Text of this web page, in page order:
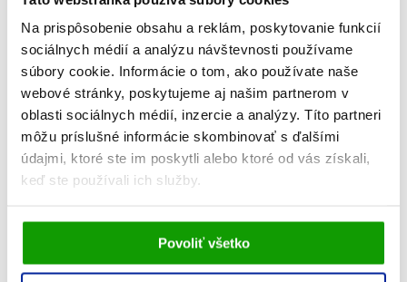
Na prispôsobenie obsahu a reklám, poskytovanie funkcií
sociálnych médií a analýzu návštevnosti používame
súbory cookie. Informácie o tom, ako používate naše
webové stránky, poskytujeme aj našim partnerom v
oblasti sociálnych médií, inzercie a analýzy. Títo partneri
môžu príslušné informácie skombinovať s ďalšími
údajmi, ktoré ste im poskytli alebo ktoré od vás získali,
keď ste používali ich služby.
Vami udelený súhlas bude uchovávaný po dobu jedného
roka. Zmenu nastavení Vami odsúhlasených cookies
môžete upraviť v časti stránkyInformácie o cookies.
Povoliť všetko
NA 2 MESIACE
-11%